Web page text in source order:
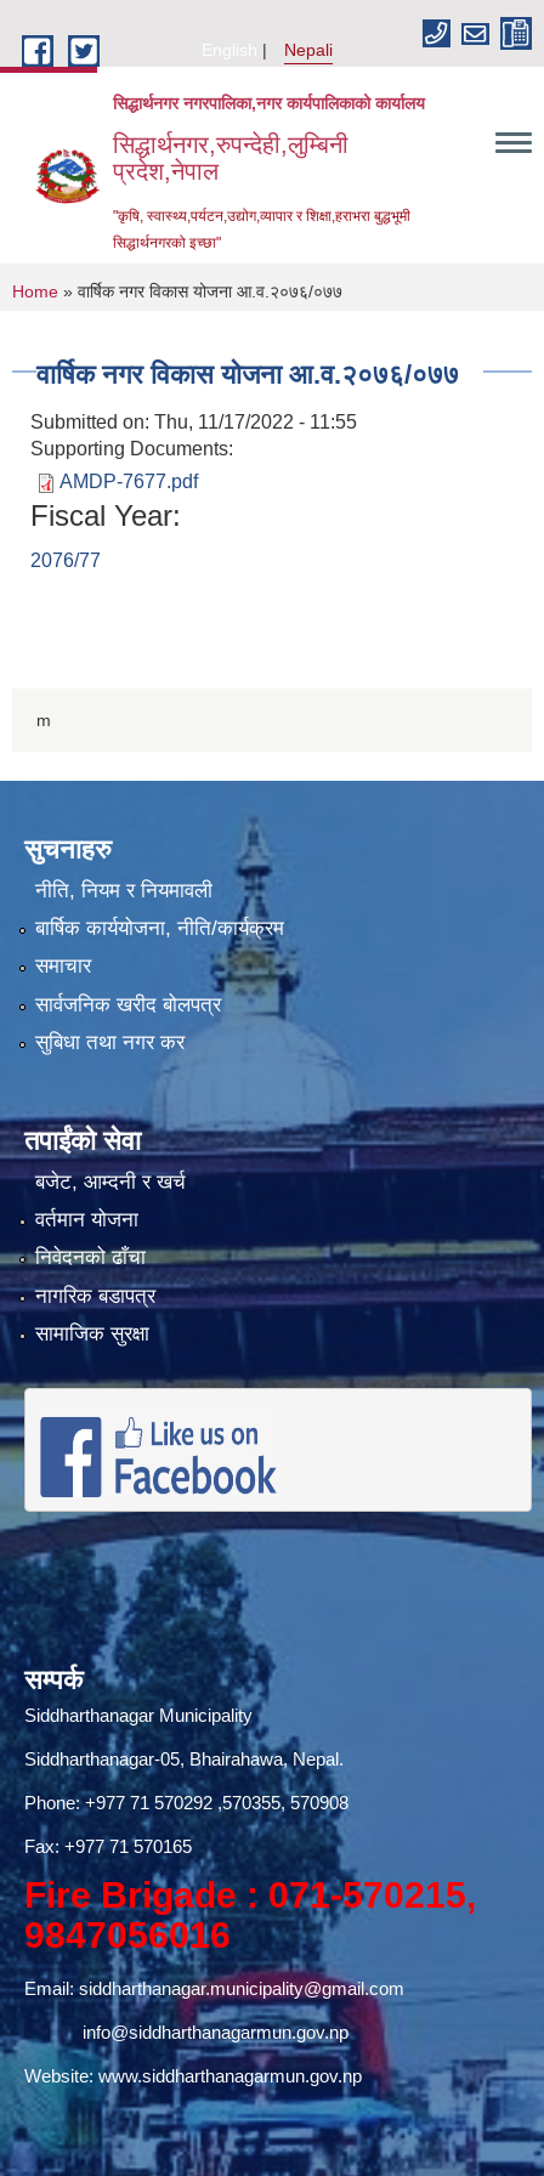
English
Nepali
सिद्धार्थनगर नगरपालिका,नगर कार्यपालिकाको कार्यालय
सिद्धार्थनगर,रुपन्देही,लुम्बिनी
प्रदेश,नेपाल
"कृषि, स्वास्थ्य,पर्यटन,उद्योग,व्यापार र शिक्षा,हराभरा बुद्धभूमी
सिद्धार्थनगरको इच्छा"
You are here
Home » वार्षिक नगर विकास योजना आ.व.२०७६/०७७
वार्षिक नगर विकास योजना आ.व.२०७६/०७७
Submitted on: Thu, 11/17/2022 - 11:55
Supporting Documents:
AMDP-7677.pdf
Fiscal Year:
2076/77
m
सुचनाहरु
नीति, नियम र नियमावली
बार्षिक कार्ययोजना, नीति/कार्यक्रम
समाचार
सार्वजनिक खरीद बोलपत्र
सुबिधा तथा नगर कर
तपाईंको सेवा
बजेट, आम्दनी र खर्च
वर्तमान योजना
निवेदनको ढाँचा
नागरिक बडापत्र
सामाजिक सुरक्षा
सम्पर्क
Siddharthanagar Municipality
Siddharthanagar-05, Bhairahawa, Nepal.
Phone:+977 71 570292,570355, 570908
Fax: +977 71 570165
Fire Brigade : 071-570215,
9847056016
Email:siddharthanagar.municipality@gmail.com
info@siddharthanagarmun.gov.np
Website: www.siddharthanagarmun.gov.np